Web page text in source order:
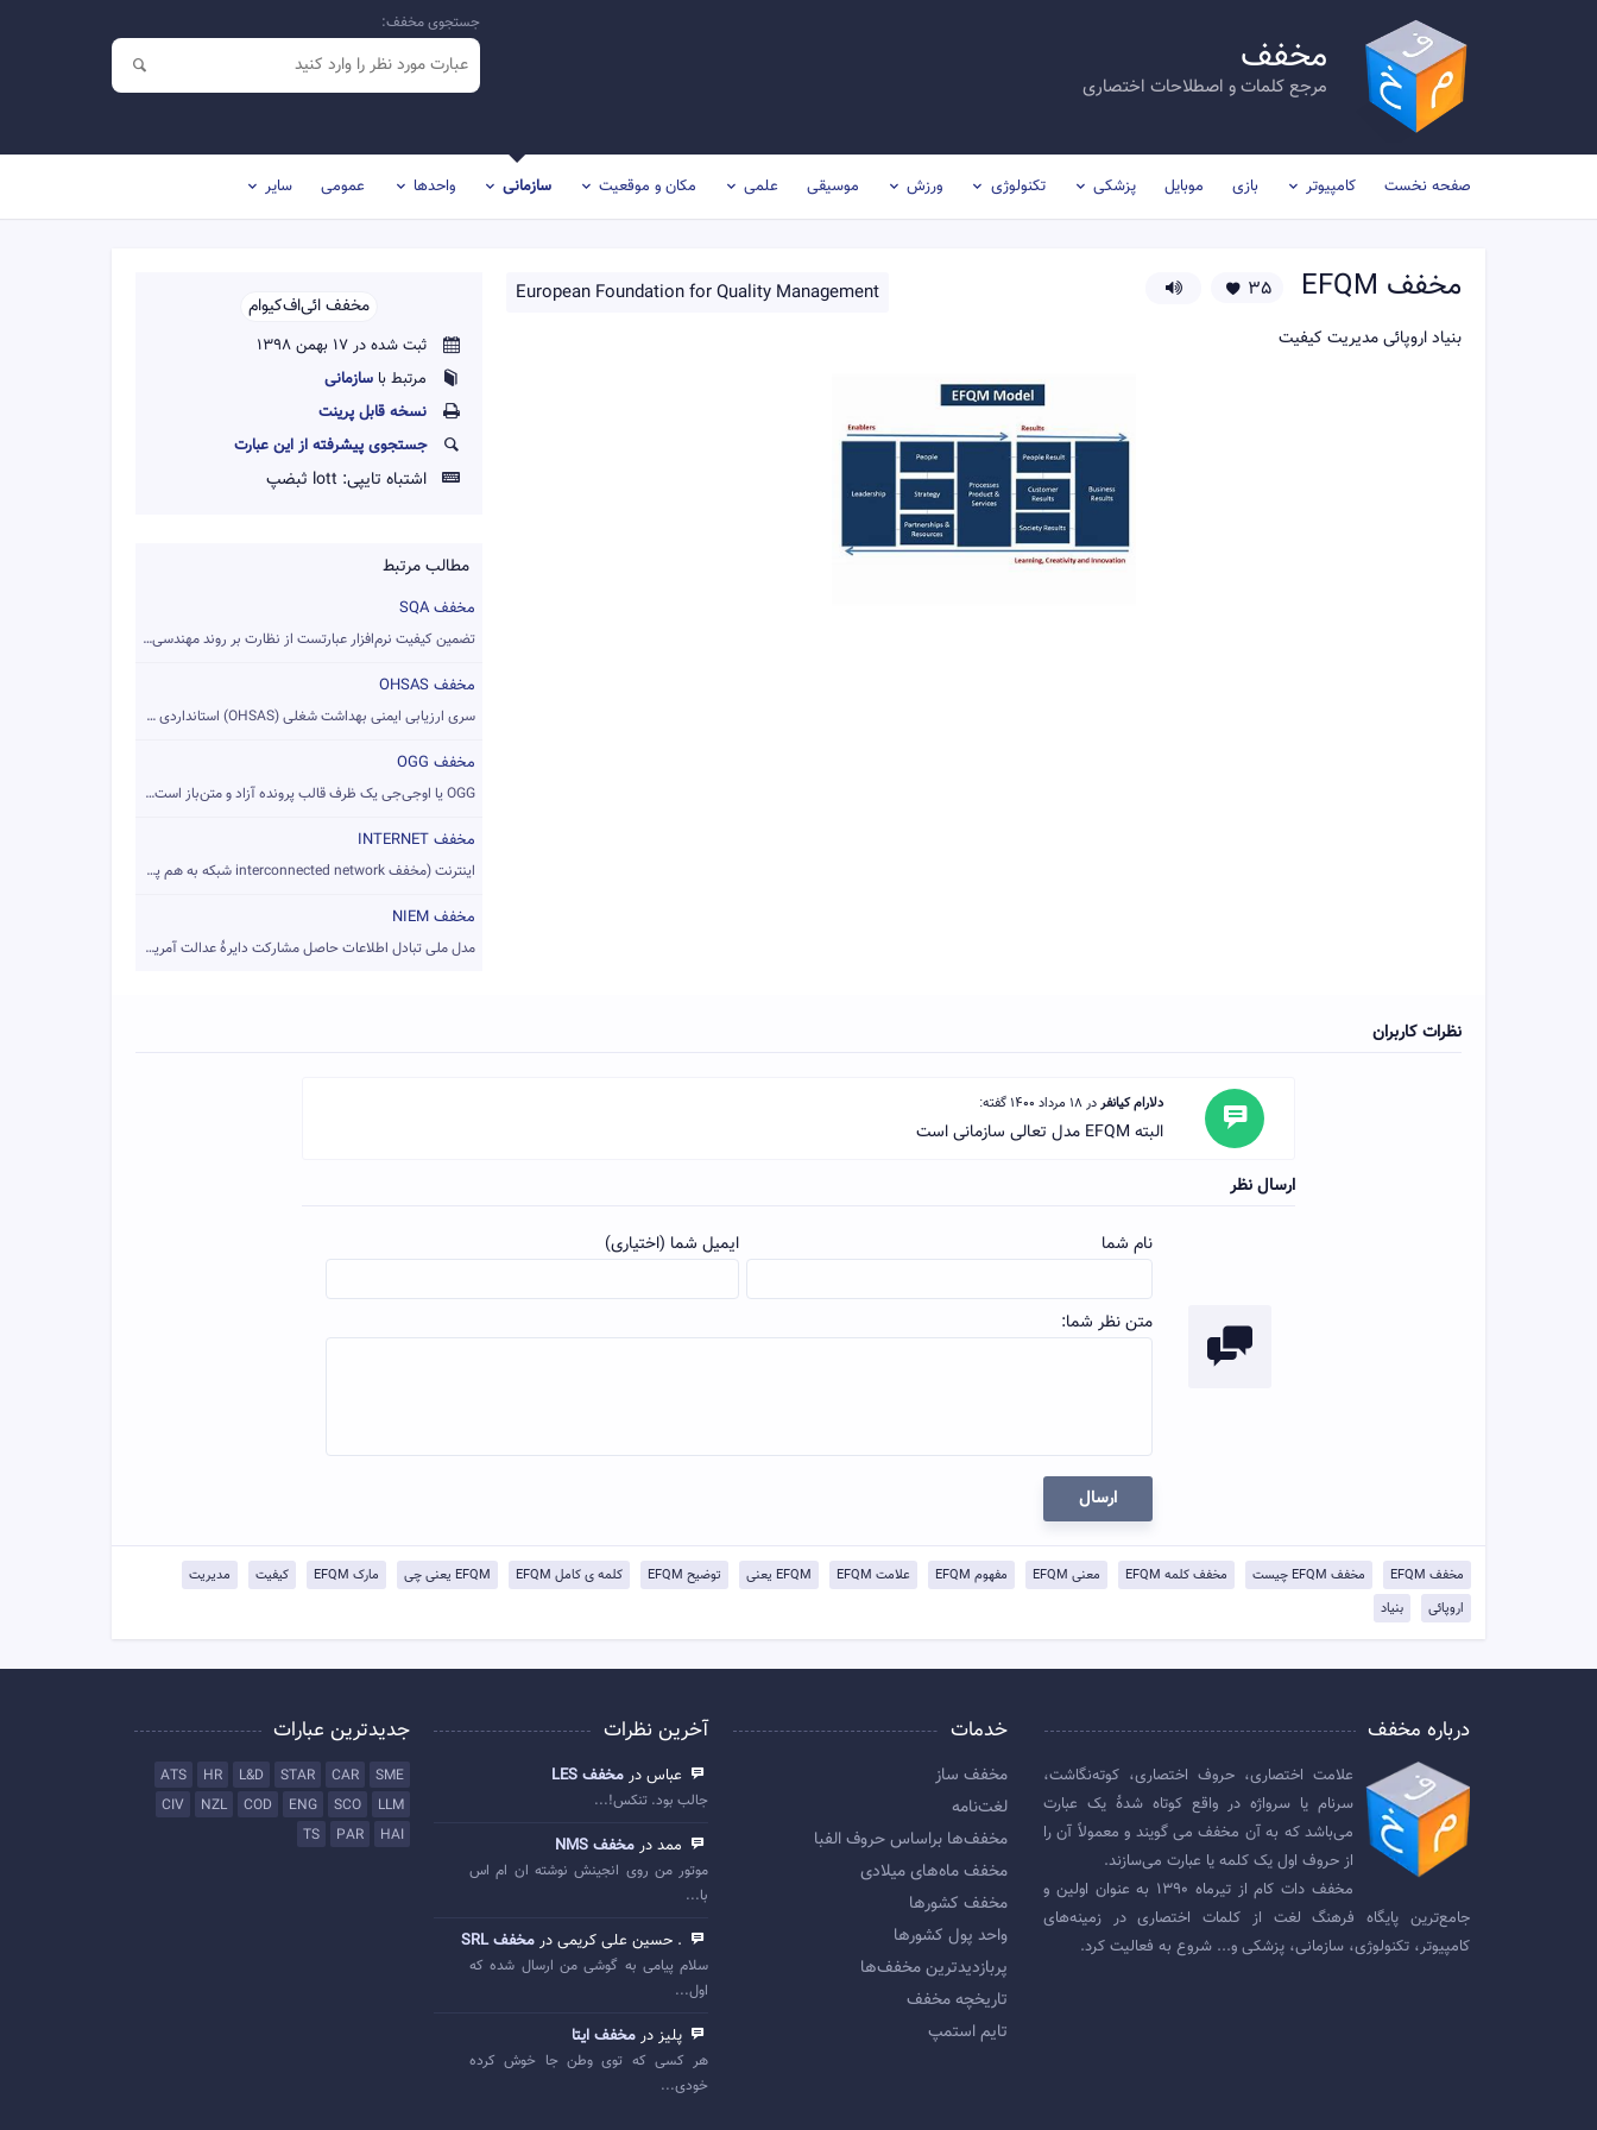
مخفف
مرجع کلمات و اصطلاحات اختصاری
جستجوی مخفف:
صفحه نخست کامپیوتر بازی موبایل پزشکی تکنولوژی ورزش موسیقی علمی مکان و موقعیت سازمانی واحدها عمومی سایر
مخفف EFQM
European Foundation for Quality Management 35
بنیاد اروپائی مدیریت کیفیت
مخفف ائی‌اف‌کیو‌ام‌‌
ثبت شده در 17 بهمن 1398
مرتبط با سازمانی
نسخه قابل پرينت
جستجوی پیشرفته از این عبارت
اشتباه تایپی: lott ثبضپ
مطالب مرتبط
مخفف SQA
تضمین کیفیت نرم‌افزار عبارتست از نظارت بر روند مهندسی نرم‌اف...
مخفف OHSAS
سری ارزیابی ایمنی بهداشت شغلی (OHSAS) استانداردی قابل امتیاز...
مخفف OGG
OGG یا اوجی‌جی یک ظرف قالب پرونده آزاد و متن‌باز است که به‌و...
مخفف INTERNET
اینترنت (مخفف interconnected network شبکه به هم پیوسته) را ب...
مخفف NIEM
مدل ملی تبادل اطلاعات حاصل مشارکت دایرهٔ عدالت آمریکا و دایر...
نظرات کاربران
دلارام کیانفردر 18 مرداد 1400 گفته:
البته EFQM مدل تعالی سازمانی است
ارسال نظر
نام شما ایمیل شما (اختیاری)
متن نظر شما:
ارسال
مخفف EFQM مخفف EFQM چیست مخفف کلمه EFQM معنی EFQM مفهوم EFQM علامت EFQM EFQM یعنی توضيح EFQM کلمه ی کامل EFQM EFQM یعنی چی مارک EFQM کیفیت
مدیریت
اروپائی
بنیاد
درباره مخفف
علامت اختصاری، حروف اختصاری، کوته‌نگاشت،
سرنام یا سرواژه در واقع کوتاه شدهٔ یک عبارت
می‌باشد که به آن مخفف می گویند و معمولاً آن را
از حروف اول یک کلمه یا عبارت می‌سازند.
مخفف دات کام از تیرماه ۱۳۹۰ به عنوان اولین و
جامع‌ترین پایگاه فرهنگ لغت از کلمات اختصاری در زمینه‌های
کامپیوتر، تکنولوژی، سازمانی، پزشکی و... شروع به فعالیت کرد.
خدمات
مخفف ساز
لغت‌نامه
مخفف‌ها براساس حروف الفبا
مخفف ماه‌های میلادی
مخفف کشورها
واحد پول کشورها
پربازديدترين مخفف‌ها
تاريخچه مخفف
تایم استمپ
آخرین نظرات
عباس در مخفف LES
جالب بود. تنکس!...
ممد در مخفف NMS
موتور من روی انجینش نوشته ان ام اس
با...
. حسین علی کریمی در مخفف SRL
سلام پیامی به گوشی من ارسال شده که
اول...
پلیز در مخفف ایتا
هر کسی که توی وطن جا خوش کرده
خودی...
جدیدترین عبارات
SME
CAR
STAR
L&D
HR
ATS
LLM
SCO
ENG
COD
NZL
CIV
HAI
PAR
TS